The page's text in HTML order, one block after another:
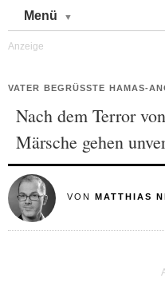
Menü
VATER BEGRÜSSTE HAMAS-
Nach dem Terror
Märsche gehen
VON MATTHIAS